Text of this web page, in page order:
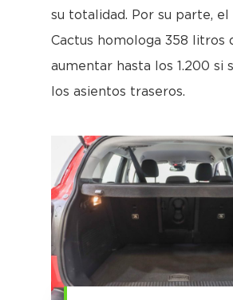
su totalidad. Por su parte, el
Cactus homologa 358 litros
aumentar hasta los 1.200 si
los asientos traseros.